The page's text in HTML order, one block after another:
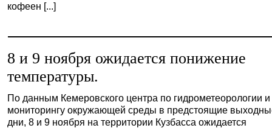
кофеен [...]
8 и 9 ноября ожидается понижение
температуры.
По данным Кемеровского центра по гидрометеорологии и
мониторингу окружающей среды в предстоящие
дни, 8 и 9 ноября на территории Кузбасса ожидается